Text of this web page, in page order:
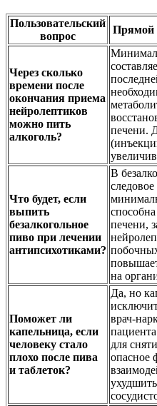
Пользовательский
вопрос
Прямой
Через сколько
времени после
окончания приема
нейролептиков
можно пить
алкоголь?
печени.
Что будет, если
выпить
безалкогольное
пиво при лечении
антипсихотиками?
В
печени,
на
Поможет ли
капельница, если
человеку стало
плохо после пива
и таблеток?
Да, но
врач-
для
опасное